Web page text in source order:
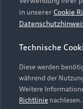
Geschäftskunden
Audi digital services
myAudi
Audi Code
Online-
Servicekontakt
Unternehmen
Karriere
Investor Relations
Presse & Media
Datenschutz
Audi erleben
Impressum
Cookie-Richtlinie
in unserer Cookie
Technische
Diese werden
während der
Weitere
Richtlinie nachlesen.